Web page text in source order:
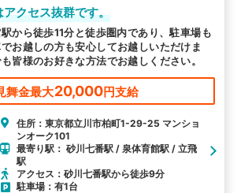
クセス抜群です。
から徒歩11分と徒歩圏内であり、駐車場も
お越しの方も安心してお越しいただけま
皆様のお好きな方法でお越しください。
舞金最大20,000円支給
住所：東京都立川市柏町1-29-25 マンショ
ンオーク101
最寄り駅： 砂川七番駅 / 泉体育館駅 / 立飛
駅
アクセス：砂川七番駅から徒歩9分
駐車場：有1台